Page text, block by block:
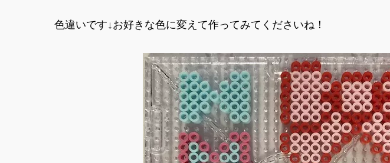
色違いです↓お好きな色に変えて作ってみてくださいね！